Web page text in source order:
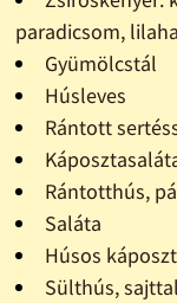
paradicsom,
Gyümölcstál
Húsleves
Rántott
Rántotthús,
Saláta
Húsos
Sülthús, sajttal